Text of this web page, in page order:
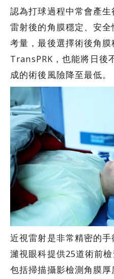
認為打球過程中常會產
雷射後的角膜穩定、安
考量，最後選擇術後角
TransPRK，也能將日後
成的術後風險降至最低。
近視雷射是非常精密的手
濰視眼科提供25道術前
包括掃描攝影檢測角膜